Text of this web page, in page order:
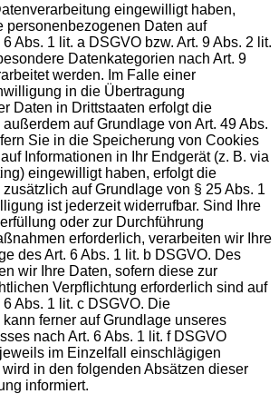
eingewilligt haben,
personenbezogenen Daten auf
Abs. 1 lit. a DSGVO bzw. Art. 9 Abs. 2 lit.
Datenkategorien nach Art. 9
werden. Im Falle einer
in die Übertragung
Daten in Drittstaaten erfolgt die
auf Grundlage von Art. 49 Abs.
Sie in die Speicherung von Cookies
Informationen in Ihr Endgerät (z. B. via
eingewilligt haben, erfolgt die
auf Grundlage von § 25 Abs. 1
ist jederzeit widerrufbar. Sind Ihre
oder zur Durchführung
erforderlich, verarbeiten wir Ihre
des Art. 6 Abs. 1 lit. b DSGVO. Des
wir Ihre Daten, sofern diese zur
Verpflichtung erforderlich sind auf
Abs. 1 lit. c DSGVO. Die
ferner auf Grundlage unseres
nach Art. 6 Abs. 1 lit. f DSGVO
im Einzelfall einschlägigen
in den folgenden Absätzen dieser
informiert.